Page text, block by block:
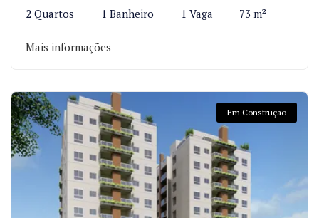
2 Quartos 1 Banheiro 1 Vaga 73 m²
Mais informações
Em Construção